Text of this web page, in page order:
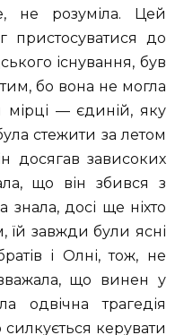
не розуміла. Цей
пристосуватися до
існування, був
бо вона не могла
мірці — єдиній, яку
стежити за летом
досягав зависоких
що він збився з
досі ще ніхто
їй завжди були ясні
і Олні, тож, не
що винен у
одвічна трагедія
керувати